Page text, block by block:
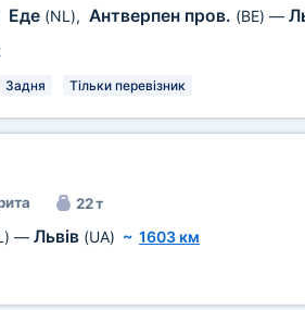
Еде (NL), Антверпен пров. (BE) —
Задня Тільки перевізник
22 т
— Львів (UA) ~ 1603 км